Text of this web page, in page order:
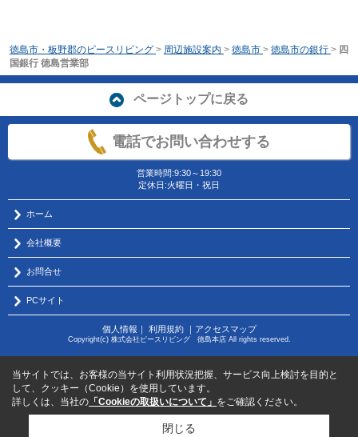
徳島市・板野郡のピースリビング > 周辺施設案内 > 徳島市 > 徳島市の銀行 > 四
国銀行 徳島営業部
ページトップに戻る
電話でお問い合わせする
営業時間:9:30～19:30
定休日:火曜日・祝日
ホーム
会社概要
お問合せ
PCサイト
個人情報 ｜ 利用規約｜ アクセスマップ
Copyright(c) 株式会社ピースリビング 徳島本店 All rights reserved.
当サイトでは、お客様の当サイト利用状況把握、サービス向上検討を目的と
して、クッキー（Cookie）を使用しています。
詳しくは、当社の 「Cookieの取扱いについて」 をご確認ください。
閉じる